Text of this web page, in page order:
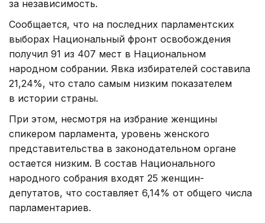
за независимость.
Сообщается, что на последних парламентских
выборах Национальный фронт освобождения
получил 91 из 407 мест в Национальном
народном собрании. Явка избирателей составила
21,24%, что стало самым низким показателем
в истории страны.
При этом, несмотря на избрание женщины
спикером парламента, уровень женского
представительства в законодательном органе
остается низким. В состав Национального
народного собрания входят 25 женщин-
депутатов, что составляет 6,14% от общего числа
парламентариев.